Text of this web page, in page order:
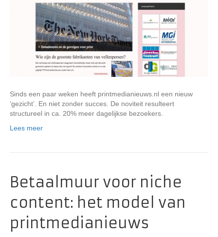
Sinds een paar weken heeft printmedianieuws.nl een nieuw
‘gezicht’. En niet zonder succes. De noviteit resulteert
structureel in ca. 20% meer dagelijkse bezoekers.
Lees meer
Betaalmuur voor niche
content: het model van
printmedianieuws